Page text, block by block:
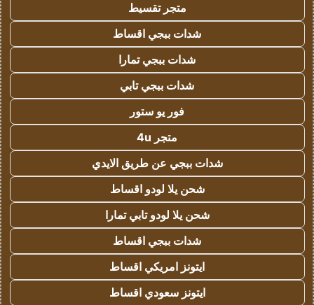
متجر تقسيط
شدات ببجي اقساط
شدات ببجي تمارا
شدات ببجي تابي
فور يو ستور
متجر 4u
شدات ببجي عن طريق الايدي
شحن يلا لودو اقساط
شحن يلا لودو تابي تمارا
شدات ببجي اقساط
ايتونز امريكي اقساط
ايتونز سعودي اقساط